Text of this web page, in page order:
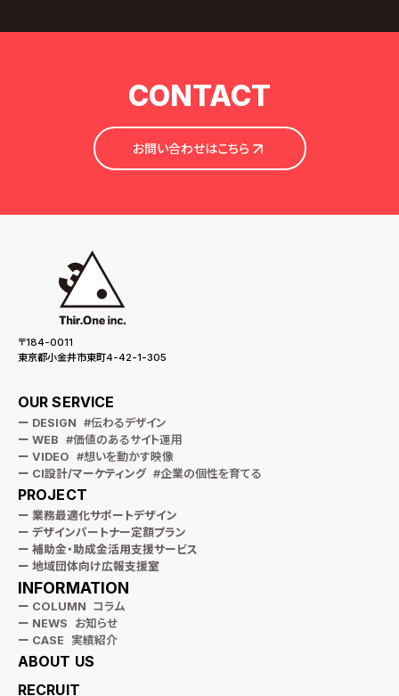
CONTACT
お問い合わせはこちら
〒184-0011
東京都小金井市東町4-42-1-305
OUR SERVICE
ー DESIGN #伝わるデザイン
ー WEB #価値のあるサイト運用
ー VIDEO #想いを動かす映像
ー CI設計/マーケティング #企業の個性を育てる
PROJECT
ー 業務最適化サポートデザイン
ー デザインパートナー定額プラン
ー 補助金・助成金活用支援サービス
ー 地域団体向け広報支援室
INFORMATION
ー COLUMN コラム
ー NEWS
お知らせ
ー CASE 実績紹介
ABOUT US
RECRUIT